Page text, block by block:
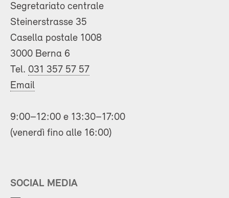
Segretariato centrale
Steinerstrasse 35
Casella postale 1008
3000 Berna 6
Tel. 031 357 57 57
Email
9:00–12:00 e 13:30–17:00
(venerdì fino alle 16:00)
SOCIAL MEDIA